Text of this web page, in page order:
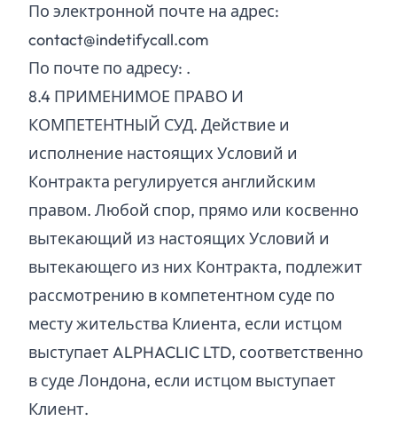
По электронной почте на адрес:
contact@indetifycall.com
По почте по адресу: .
8.4 ПРИМЕНИМОЕ ПРАВО И
КОМПЕТЕНТНЫЙ СУД. Действие и
исполнение настоящих Условий и
Контракта регулируется английским
правом. Любой спор, прямо или косвенно
вытекающий из настоящих Условий и
вытекающего из них Контракта, подлежит
рассмотрению в компетентном суде по
месту жительства Клиента, если истцом
выступает ALPHACLIC LTD, соответственно
в суде Лондона, если истцом выступает
Клиент.